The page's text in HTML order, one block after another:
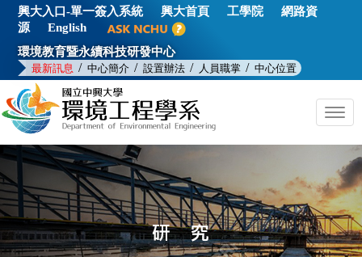
興大入口-單一簽入系統 興大首頁 工學院
網路資
源
English
環境教育暨永續科技研發中心
最新訊息 / 中心簡介 / 設置辦法 / 人員職掌 / 中心位置